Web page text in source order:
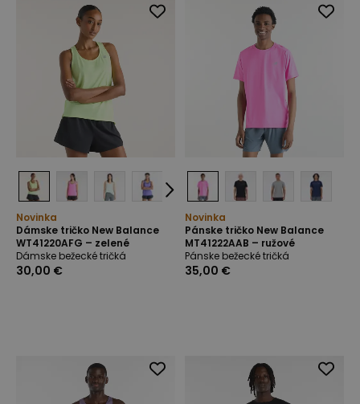
Novinka
Dámske tričko New Balance
WT41220AFG – zelené
Dámske bežecké tričká
30,00 €
Novinka
Pánske tričko New Balance
MT41222AAB – ružové
Pánske bežecké tričká
35,00 €